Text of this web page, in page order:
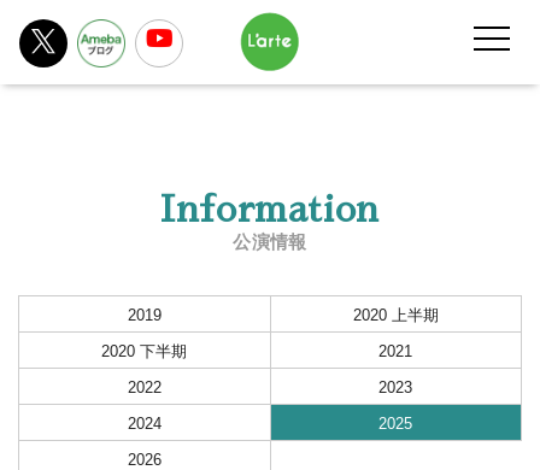
Information
公演情報
2019
2020 上半期
2020 下半期
2021
2022
2023
2024
2025
2026